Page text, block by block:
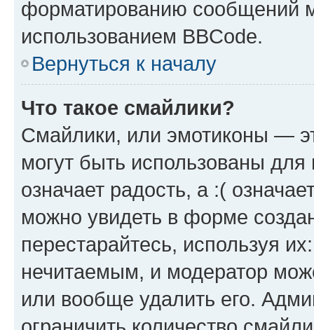
форматированию сообщений
использованием BBCode.
Вернуться к началу
Что такое смайлики?
Смайлики, или эмотиконы —
могут быть использованы
означает радость, а :(
можно увидеть в форме
перестарайтесь, используя
нечитаемым, и модератор
или вообще удалить его.